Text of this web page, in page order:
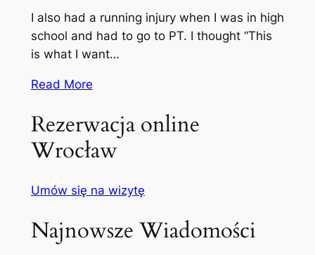
I also had a running injury when I was in high
school and had to go to PT. I thought “This
is what I want…
Read More
Rezerwacja online
Wrocław
Umów się na wizytę
Najnowsze Wiadomości